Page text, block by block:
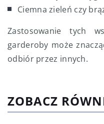
Ciemna zieleń czy
Zastosowanie tych
garderoby może
odbiór przez innych.
ZOBACZ